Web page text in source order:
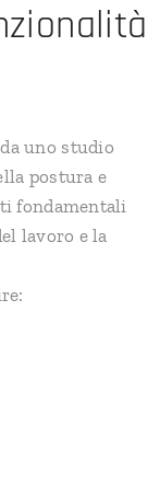
uno studio
postura e
fondamentali
lavoro e la